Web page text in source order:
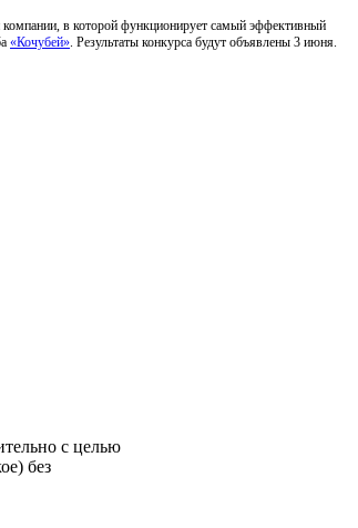
в которой функционирует самый эффективный
«Кочубей» . Результаты конкурса будут объявлены 3 июня.
с целью
без